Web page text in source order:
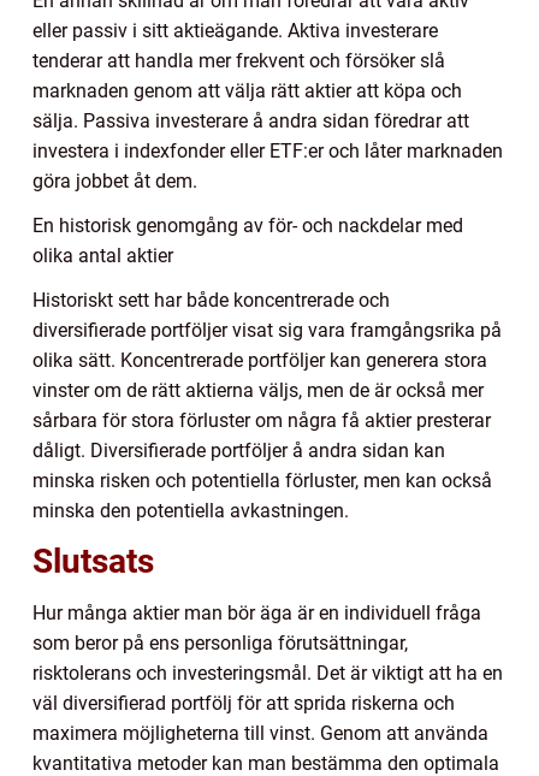
eller passiv i sitt aktieägande. Aktiva investerare
tenderar att handla mer frekvent och försöker slå
marknaden genom att välja rätt aktier att köpa och
sälja. Passiva investerare å andra sidan föredrar att
investera i indexfonder eller ETF:er och låter marknaden
göra jobbet åt dem.
En historisk genomgång av för- och nackdelar med
olika antal aktier
Historiskt sett har både koncentrerade och
diversifierade portföljer visat sig vara framgångsrika på
olika sätt. Koncentrerade portföljer kan generera stora
vinster om de rätt aktierna väljs, men de är också mer
sårbara för stora förluster om några få aktier presterar
dåligt. Diversifierade portföljer å andra sidan kan
minska risken och potentiella förluster, men kan också
minska den potentiella avkastningen.
Slutsats
Hur många aktier man bör äga är en individuell fråga
som beror på ens personliga förutsättningar,
risktolerans och investeringsmål. Det är viktigt att ha en
väl diversifierad portfölj för att sprida riskerna och
maximera möjligheterna till vinst. Genom att använda
kvantitativa metoder kan man bestämma den optimala